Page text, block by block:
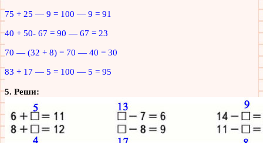
75 + 25 — 9 = 100 — 9 = 91
40 + 50- 67 = 90 — 67 = 23
70 — (32 + 8) = 70 — 40 = 30
83 + 17 — 5 = 100 — 5 = 95
5. Реши: